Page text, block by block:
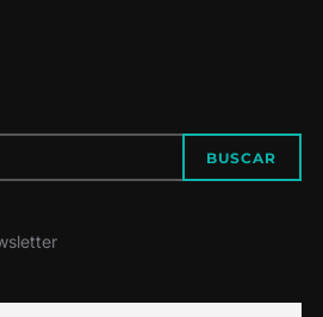
BUSCAR